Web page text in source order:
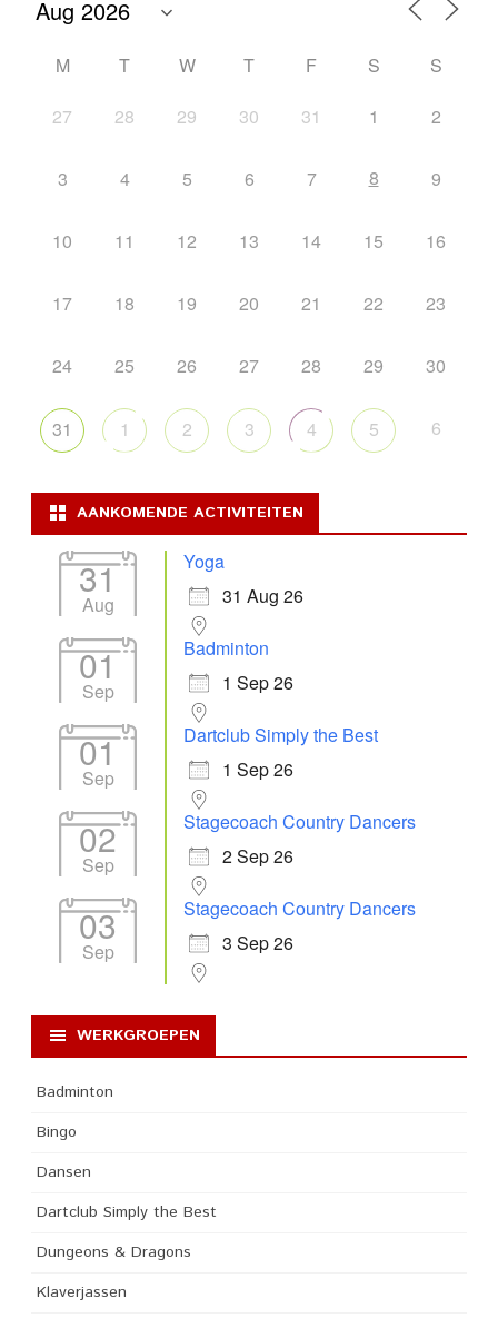
M T W T F S
S
27
28 29 30 31 1 2
3 4 5 6 7 8 9
10 11 12 13 14 15 16
17 18 19 20 21 22 23
24 25 26 27 28 29 30
31 1 2 3 4 5 6
AANKOMENDE ACTIVITEITEN
31
Aug
Yoga
31 Aug 26
01
Sep
Badminton
1 Sep 26
01
Sep
Dartclub Simply the Best
1 Sep 26
02
Sep
Stagecoach Country Dancers
2 Sep 26
03
Sep
Stagecoach Country Dancers
3 Sep 26
WERKGROEPEN
Badminton
Bingo
Dansen
Dartclub Simply the Best
Dungeons & Dragons
Klaverjassen